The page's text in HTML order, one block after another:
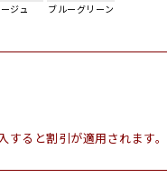
ジュ ブルーグリーン
ると割引が適用されます。